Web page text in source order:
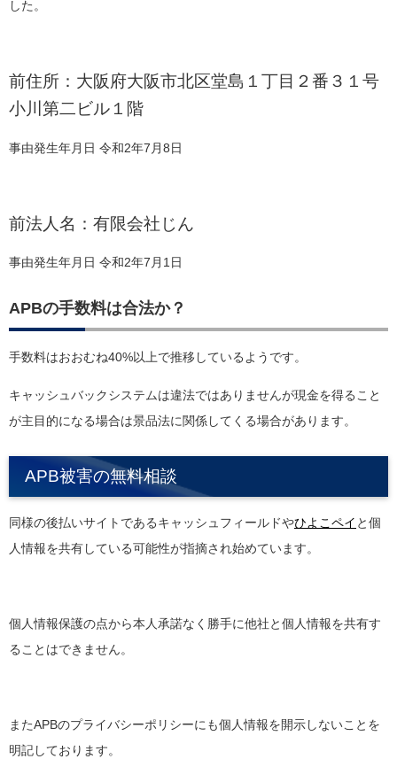
した。
前住所：大阪府大阪市北区堂島１丁目２番３１号
小川第二ビル１階
事由発生年月日 令和2年7月8日
前法人名：有限会社じん
事由発生年月日 令和2年7月1日
APBの手数料は合法か？
手数料はおおむね40%以上で推移しているようです。
キャッシュバックシステムは違法ではありませんが現金を得ること
が主目的になる場合は景品法に関係してくる場合があります。
APB被害の無料相談
同様の後払いサイトであるキャッシュフィールドやひよこペイ と個
人情報を共有している可能性が指摘され始めています。
個人情報保護の点から本人承諾なく勝手に他社と個人情報を共有す
ることはできません。
またAPBのプライバシーポリシーにも個人情報を開示しないことを
明記しております。